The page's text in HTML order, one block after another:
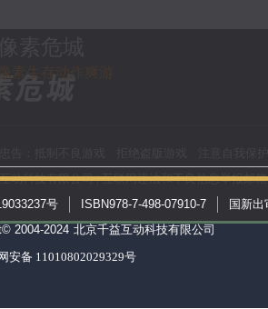
素生存动作爽游
动科技有限公司 | 互联网违法和不良信息举报邮
号
ISBN978-7-498-07910-7
国新
2004-2024 北京千益互动科技有限公司
安备 11010802029329号